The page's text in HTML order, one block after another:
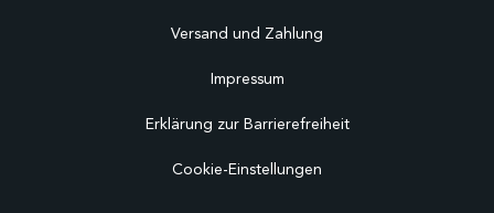
Versand und Zahlung
Impressum
Erklärung zur Barrierefreiheit
Cookie-Einstellungen